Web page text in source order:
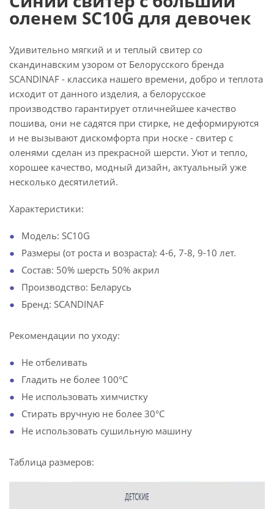
оленем SC10G для девочек
Удивительно мягкий и и теплый свитер со
скандинавским узором от Белорусского бренда
SCANDINAF - классика нашего времени, добро и теплота
исходит от данного изделия, а белорусское
производство гарантирует отличнейшее качество
пошива, они не садятся при стирке, не деформируются
и не вызывают дискомфорта при носке - свитер с
оленями сделан из прекрасной шерсти. Уют и тепло,
хорошее качество, модный дизайн, актуальный уже
несколько десятилетий.
Характеристики:
Модель: SC10G
Размеры (от роста и возраста): 4-6, 7-8, 9-10 лет.
Состав: 50% шерсть 50% акрил
Производство: Беларусь
Бренд: SCANDINAF
Рекомендации по уходу:
Не отбеливать
Гладить не более 100°С
Не использовать химчистку
Стирать вручную не более 30°С
Не использовать сушильную машину
Таблица размеров: